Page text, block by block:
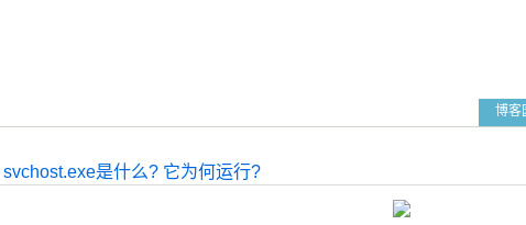
博客
是什么? 它为何运行?